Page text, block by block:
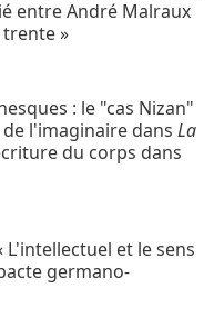
entre André Malraux
trente »
: le "cas Nizan"
l'imaginaire dans La
du corps dans
et le sens
germano-